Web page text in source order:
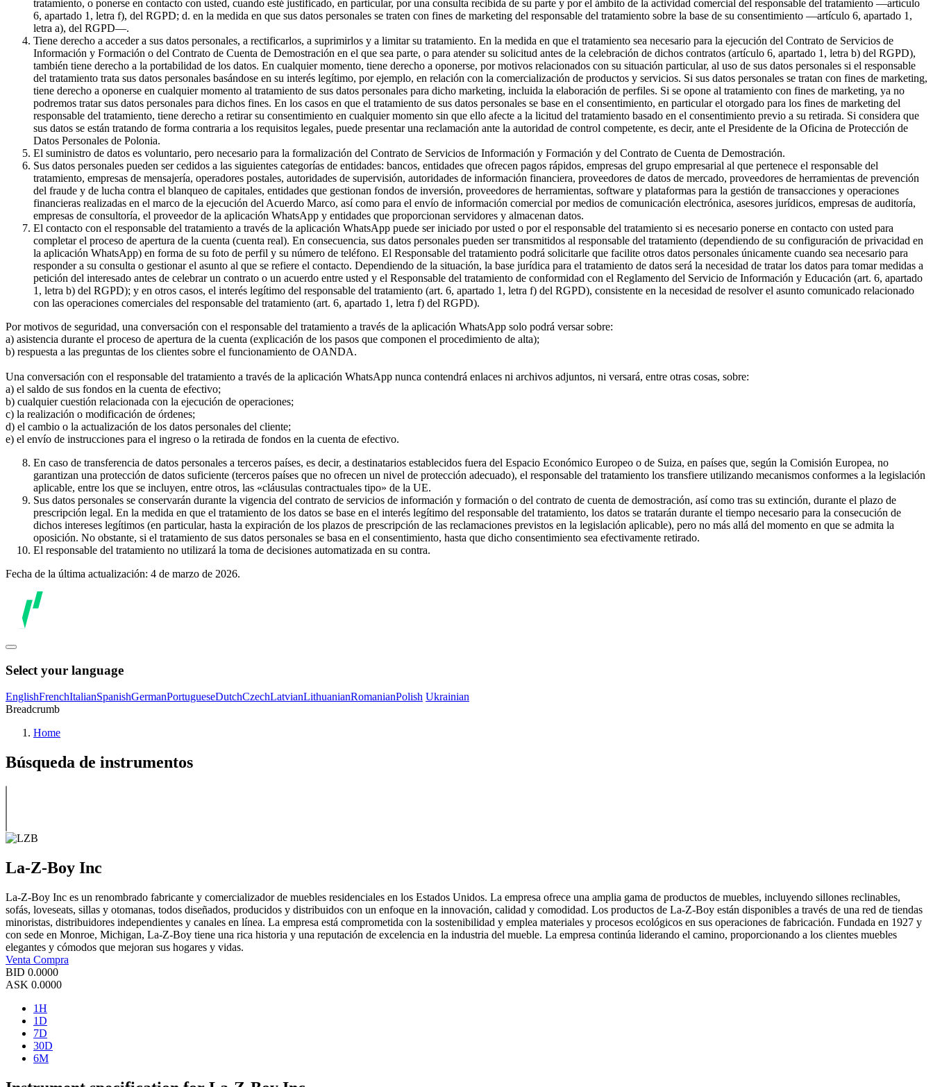
tratamiento, o ponerse en contacto con usted, cuando esté justificado, en particular, por una consulta recibida de su parte y por el ámbito de la actividad comercial del responsable del tratamiento —artículo
6, apartado 1, letra f), del RGPD; d. en la medida en que sus datos personales se traten con fines de marketing del responsable del tratamiento sobre la base de su consentimiento —artículo 6, apartado 1,
letra a), del RGPD—.
Tiene derecho a acceder a sus datos personales, a rectificarlos, a suprimirlos y a limitar su tratamiento. En la medida en que el tratamiento sea necesario para la ejecución del Contrato de Servicios de
Información y Formación o del Contrato de Cuenta de Demostración en el que sea parte, o para atender su solicitud antes de la celebración de dichos contratos (artículo 6, apartado 1, letra b) del RGPD),
también tiene derecho a la portabilidad de los datos. En cualquier momento, tiene derecho a oponerse, por motivos relacionados con su situación particular, al uso de sus datos personales si el responsable
del tratamiento trata sus datos personales basándose en su interés legítimo, por ejemplo, en relación con la comercialización de productos y servicios. Si sus datos personales se tratan con fines de marketing,
tiene derecho a oponerse en cualquier momento al tratamiento de sus datos personales para dicho marketing, incluida la elaboración de perfiles. Si se opone al tratamiento con fines de marketing, ya no
podremos tratar sus datos personales para dichos fines. En los casos en que el tratamiento de sus datos personales se base en el consentimiento, en particular el otorgado para los fines de marketing del
responsable del tratamiento, tiene derecho a retirar su consentimiento en cualquier momento sin que ello afecte a la licitud del tratamiento basado en el consentimiento previo a su retirada. Si considera que
sus datos se están tratando de forma contraria a los requisitos legales, puede presentar una reclamación ante la autoridad de control competente, es decir, ante el Presidente de la Oficina de Protección de
Datos Personales de Polonia.
El suministro de datos es voluntario, pero necesario para la formalización del Contrato de Servicios de Información y Formación y del Contrato de Cuenta de Demostración.
Sus datos personales pueden ser cedidos a las siguientes categorías de entidades: bancos, entidades que ofrecen pagos rápidos, empresas del grupo empresarial al que pertenece el responsable del
tratamiento, empresas de mensajería, operadores postales, autoridades de supervisión, autoridades de información financiera, proveedores de datos de mercado, proveedores de herramientas de prevención
del fraude y de lucha contra el blanqueo de capitales, entidades que gestionan fondos de inversión, proveedores de herramientas, software y plataformas para la gestión de transacciones y operaciones
financieras realizadas en el marco de la ejecución del Acuerdo Marco, así como para el envío de información comercial por medios de comunicación electrónica, asesores jurídicos, empresas de auditoría,
empresas de consultoría, el proveedor de la aplicación WhatsApp y entidades que proporcionan servidores y almacenan datos.
El contacto con el responsable del tratamiento a través de la aplicación WhatsApp puede ser iniciado por usted o por el responsable del tratamiento si es necesario ponerse en contacto con usted para
completar el proceso de apertura de la cuenta (cuenta real). En consecuencia, sus datos personales pueden ser transmitidos al responsable del tratamiento (dependiendo de su configuración de privacidad en
la aplicación WhatsApp) en forma de su foto de perfil y su número de teléfono. El Responsable del tratamiento podrá solicitarle que facilite otros datos personales únicamente cuando sea necesario para
responder a su consulta o gestionar el asunto al que se refiere el contacto. Dependiendo de la situación, la base jurídica para el tratamiento de datos será la necesidad de tratar los datos para tomar medidas a
petición del interesado antes de celebrar un contrato o un acuerdo entre usted y el Responsable del tratamiento de conformidad con el Reglamento del Servicio de Información y Educación (art. 6, apartado
1, letra b) del RGPD); y en otros casos, el interés legítimo del responsable del tratamiento (art. 6, apartado 1, letra f) del RGPD), consistente en la necesidad de resolver el asunto comunicado relacionado
con las operaciones comerciales del responsable del tratamiento (art. 6, apartado 1, letra f) del RGPD).
Por motivos de seguridad, una conversación con el responsable del tratamiento a través de la aplicación WhatsApp solo podrá versar sobre:
a) asistencia durante el proceso de apertura de la cuenta (explicación de los pasos que componen el procedimiento de alta);
b) respuesta a las preguntas de los clientes sobre el funcionamiento de OANDA.
Una conversación con el responsable del tratamiento a través de la aplicación WhatsApp nunca contendrá enlaces ni archivos adjuntos, ni versará, entre otras cosas, sobre:
a) el saldo de sus fondos en la cuenta de efectivo;
b) cualquier cuestión relacionada con la ejecución de operaciones;
c) la realización o modificación de órdenes;
d) el cambio o la actualización de los datos personales del cliente;
e) el envío de instrucciones para el ingreso o la retirada de fondos en la cuenta de efectivo.
En caso de transferencia de datos personales a terceros países, es decir, a destinatarios establecidos fuera del Espacio Económico Europeo o de Suiza, en países que, según la Comisión Europea, no
garantizan una protección de datos suficiente (terceros países que no ofrecen un nivel de protección adecuado), el responsable del tratamiento los transfiere utilizando mecanismos conformes a la legislación
aplicable, entre los que se incluyen, entre otros, las «cláusulas contractuales tipo» de la UE.
Sus datos personales se conservarán durante la vigencia del contrato de servicios de información y formación o del contrato de cuenta de demostración, así como tras su extinción, durante el plazo de
prescripción legal. En la medida en que el tratamiento de los datos se base en el interés legítimo del responsable del tratamiento, los datos se tratarán durante el tiempo necesario para la consecución de
dichos intereses legítimos (en particular, hasta la expiración de los plazos de prescripción de las reclamaciones previstos en la legislación aplicable), pero no más allá del momento en que se admita la
oposición. No obstante, si el tratamiento de sus datos personales se basa en el consentimiento, hasta que dicho consentimiento sea efectivamente retirado.
El responsable del tratamiento no utilizará la toma de decisiones automatizada en su contra.
Fecha de la última actualización: 4 de marzo de 2026.
Select your language
EnglishFrenchItalianSpanishGermanPortugueseDutchCzechLatvianLithuanianRomanianPolish Ukrainian
Breadcrumb
Home
Búsqueda de instrumentos
La-Z-Boy Inc
La-Z-Boy Inc es un renombrado fabricante y comercializador de muebles residenciales en los Estados Unidos. La empresa ofrece una amplia gama de productos de muebles, incluyendo sillones reclinables,
sofás, loveseats, sillas y otomanas, todos diseñados, producidos y distribuidos con un enfoque en la innovación, calidad y comodidad. Los productos de La-Z-Boy están disponibles a través de una red de tiendas
minoristas, distribuidores independientes y canales en línea. La empresa está comprometida con la sostenibilidad y emplea materiales y procesos ecológicos en sus operaciones de fabricación. Fundada en 1927 y
con sede en Monroe, Michigan, La-Z-Boy tiene una rica historia y una reputación de excelencia en la industria del mueble. La empresa continúa liderando el camino, proporcionando a los clientes muebles
elegantes y cómodos que mejoran sus hogares y vidas.
Venta Compra
BID 0.0000
ASK 0.0000
1H
1D
7D
30D
6M